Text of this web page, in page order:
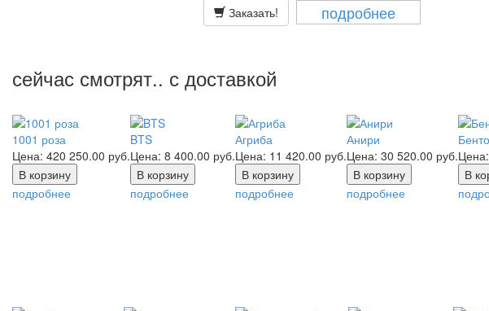
Заказать! подробнее
сейчас смотрят.. с доставкой
1001 роза
Цена: 420 250.00 руб.
подробнее
BTS
Цена: 8 400.00 руб.
подробнее
Агриба
Цена: 11 420.00 руб.
подробнее
Анири
Цена: 30 520.00 руб.
подробнее
Цена: